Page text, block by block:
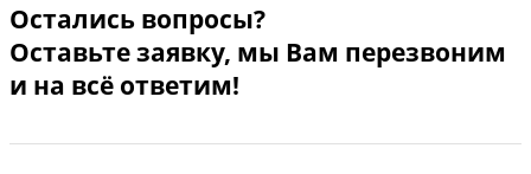
Остались вопросы?
Оставьте заявку, мы Вам перезвоним
и на всё ответим!